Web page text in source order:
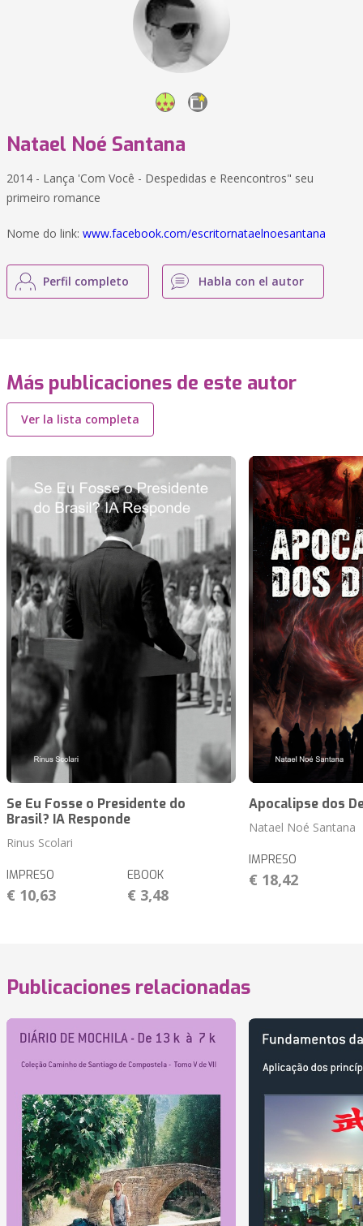
Natael Noé Santana
2014 - Lança 'Com Você - Despedidas e Reencontros" seu
primeiro romance
Nome do link: www.facebook.com/escritornataelnoesantana
Perfil completo Habla con el autor
Más publicaciones de este autor
Ver la lista completa
Se Eu Fosse o Presidente do
Brasil? IA Responde
Rinus Scolari
IMPRESO
€ 10,63
EBOOK
€ 3,48
Apocalipse dos
Natael Noé Santana
IMPRESO
€ 18,42
Publicaciones relacionadas